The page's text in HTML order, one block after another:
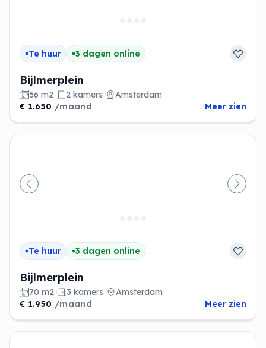
Te huur 3 dagen online
Bijlmerplein
56 m2 2 kamers
Amsterdam
€ 1.650 /maand Meer zien
Vorige
Te huur 3 dagen online
Bijlmerplein
70 m2 3 kamers
Amsterdam
€ 1.950 /maand Meer zien